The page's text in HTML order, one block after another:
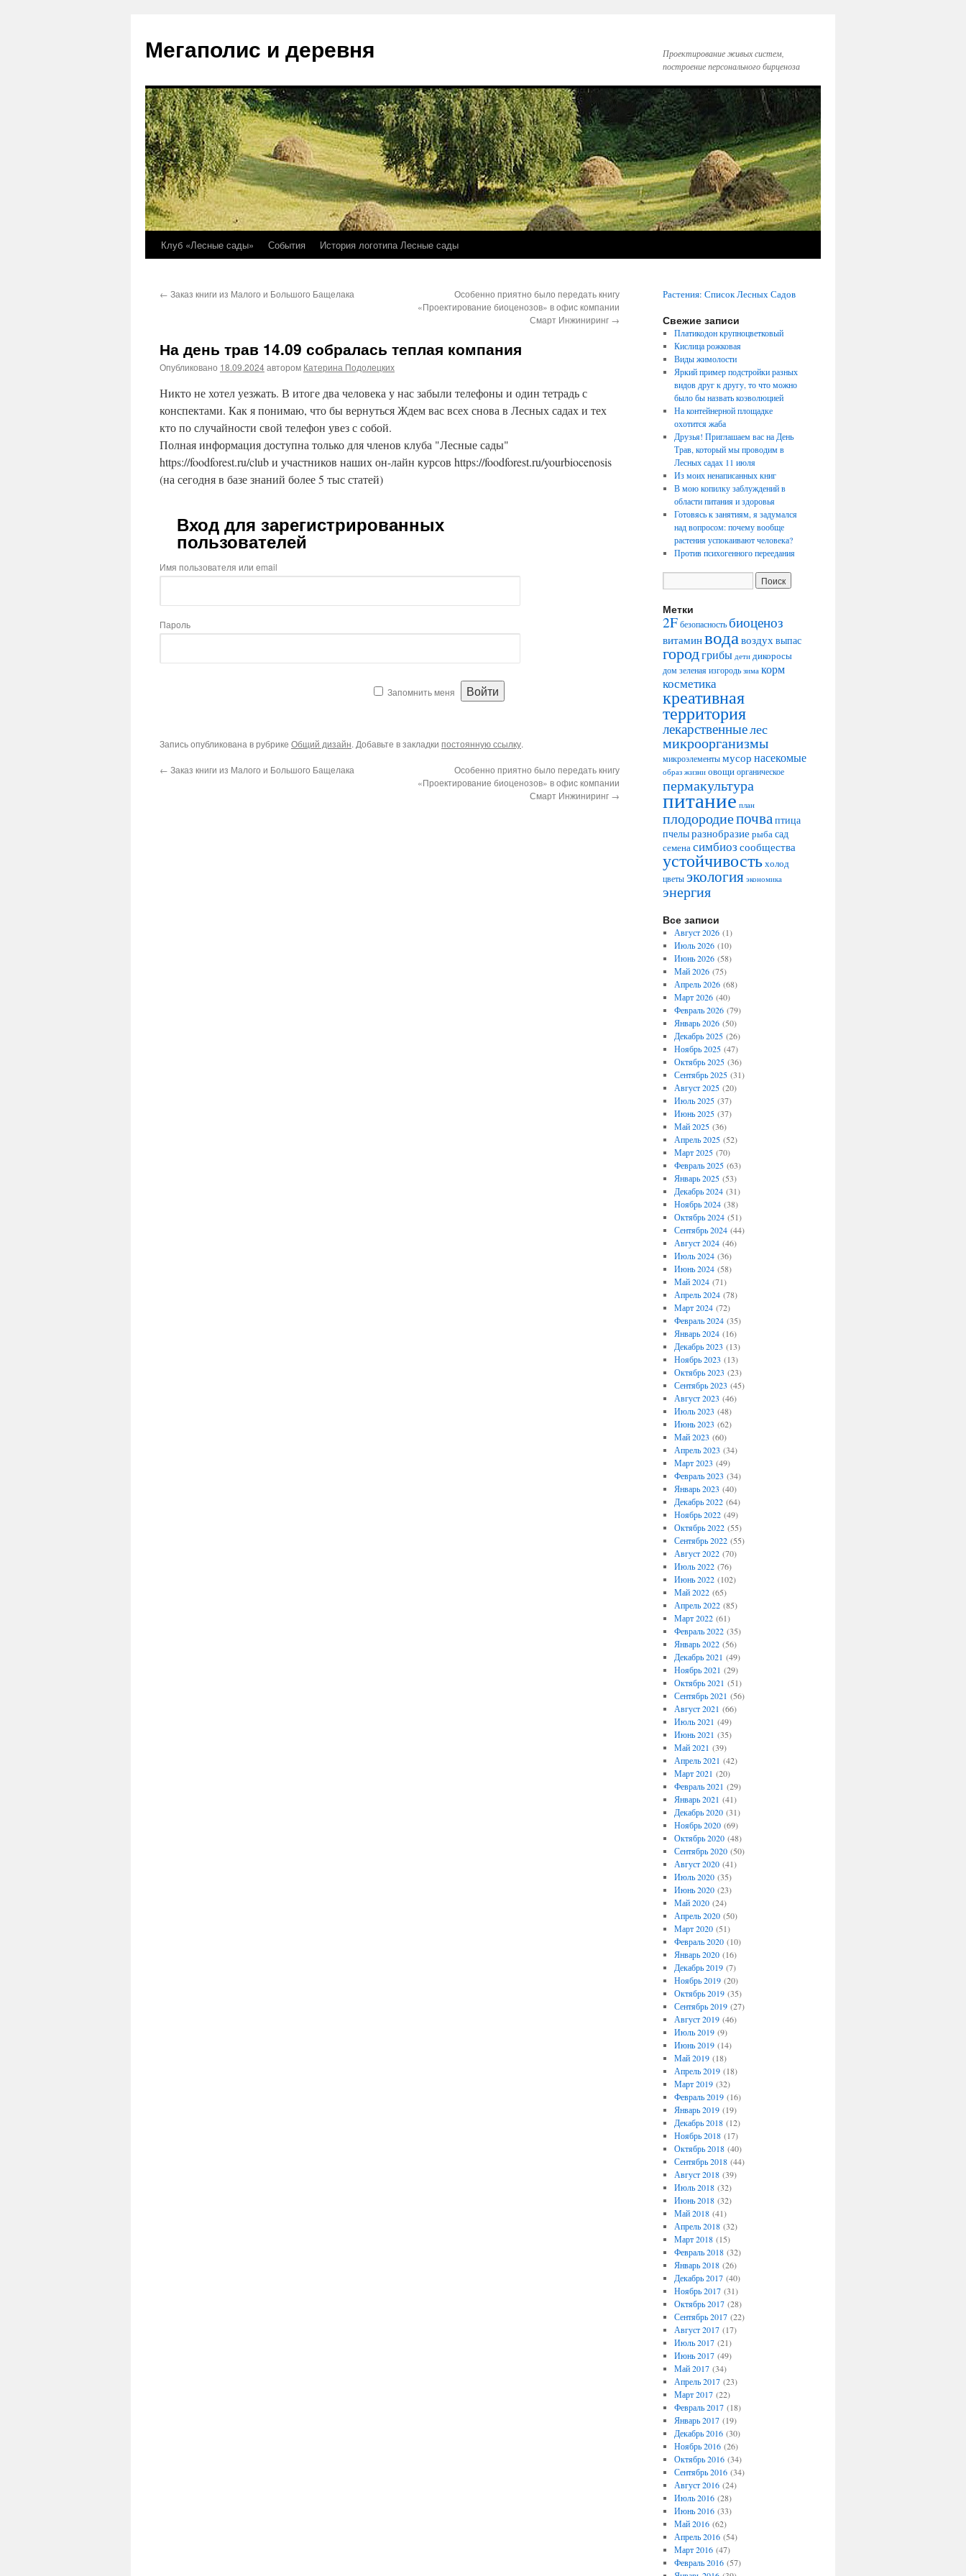
содержимому
Мегаполис и деревня
Проектирование живых систем,
построение персонального бирценоза
Клуб «Лесные сады» События История логотипа Лесные сады
← Заказ книги из Малого и Большого Бащелака
Особенно приятно было передать книгу
«Проектирование биоценозов» в офис компании
Смарт Инжиниринг →
На день трав 14.09 собралась теплая компания
Опубликовано 18.09.2024автором Катерина Подолецких
Никто не хотел уезжать. В итоге два человека у нас забыли телефоны и один тетрадь с
конспектами. Как я понимаю, что бы вернуться Ждем вас всех снова в Лесных садах и тех
кто по случайности свой телефон увез с собой.
Полная информация доступна только для членов клуба "Лесные сады"
https://foodforest.ru/club и участников наших он-лайн курсов https://foodforest.ru/yourbiocenosis
(на сегодня в базе знаний более 5 тыс статей)
Вход для зарегистрированных
пользователей
Имя пользователя или email
Пароль
Запомнить меня
Запись опубликована в рубрике Общий дизайн. Добавьте в закладки постоянную ссылку.
← Заказ книги из Малого и Большого Бащелака
Особенно приятно было передать книгу
«Проектирование биоценозов» в офис компании
Смарт Инжиниринг →
Растения: Список Лесных Садов
Свежие записи
Платикодон крупноцветковый
Кислица рожковая
Виды жимолости
Яркий пример подстройки разных
видов друг к другу, то что можно
было бы назвать коэволюцией
На контейнерной площадке
охотится жаба
Друзья! Приглашаем вас на День
Трав, который мы проводим в
Лесных садах 11 июля
Из моих ненаписанных книг
В мою копилку заблуждений в
области питания и здоровья
Готовясь к занятиям, я задумался
над вопросом: почему вообще
растения успокаивают человека?
Против психогенного переедания
Метки
2F безопасность биоценоз
витаминводавоздухвыпас
городгрибы дети дикоросы
домзеленая изгородь зима корм
косметика
креативная
территория
лекарственныелес
микроорганизмы
микроэлементымусор насекомые
образ жизни овощи органическое
пермакультура
питание план
плодородиепочваптица
пчелыразнобразие рыбасад
семенасимбиоз сообщества
устойчивостьхолод
цветы экология экономика
энергия
Все записи
Август 2026(1)
Июль 2026(10)
Июнь 2026(58)
Май 2026(75)
Апрель 2026(68)
Март 2026(40)
Февраль 2026(79)
Январь 2026(50)
Декабрь 2025(26)
Ноябрь 2025(47)
Октябрь 2025(36)
Сентябрь 2025(31)
Август 2025(20)
Июль 2025(37)
Июнь 2025(37)
Май 2025(36)
Апрель 2025(52)
Март 2025(70)
Февраль 2025(63)
Январь 2025(53)
Декабрь 2024(31)
Ноябрь 2024(38)
Октябрь 2024(51)
Сентябрь 2024(44)
Август 2024(46)
Июль 2024(36)
Июнь 2024(58)
Май 2024(71)
Апрель 2024(78)
Март 2024(72)
Февраль 2024(35)
Январь 2024(16)
Декабрь 2023 (13)
Ноябрь 2023 (13)
Октябрь 2023 (23)
Сентябрь 2023 (45)
Август 2023 (46)
Июль 2023 (48)
Июнь 2023 (62)
Май 2023 (60)
Апрель 2023 (34)
Март 2023 (49)
Февраль 2023 (34)
Январь 2023 (40)
Декабрь 2022(64)
Ноябрь 2022(49)
Октябрь 2022(55)
Сентябрь 2022(55)
Август 2022(70)
Июль 2022(76)
Июнь 2022(102)
Май 2022(65)
Апрель 2022(85)
Март 2022(61)
Февраль 2022(35)
Январь 2022(56)
Декабрь 2021 (49)
Ноябрь 2021 (29)
Октябрь 2021 (51)
Сентябрь 2021 (56)
Август 2021 (66)
Июль 2021 (49)
Июнь 2021 (35)
Май 2021 (39)
Апрель 2021 (42)
Март 2021 (20)
Февраль 2021 (29)
Январь 2021 (41)
Декабрь 2020(31)
Ноябрь 2020(69)
Октябрь 2020(48)
Сентябрь 2020(50)
Август 2020(41)
Июль 2020(35)
Июнь 2020(23)
Май 2020(24)
Апрель 2020(50)
Март 2020(51)
Февраль 2020(10)
Январь 2020(16)
Декабрь 2019(7)
Ноябрь 2019(20)
Октябрь 2019(35)
Сентябрь 2019(27)
Август 2019(46)
Июль 2019(9)
Июнь 2019(14)
Май 2019(18)
Апрель 2019(18)
Март 2019(32)
Февраль 2019(16)
Январь 2019(19)
Декабрь 2018(12)
Ноябрь 2018(17)
Октябрь 2018(40)
Сентябрь 2018(44)
Август 2018(39)
Июль 2018(32)
Июнь 2018(32)
Май 2018(41)
Апрель 2018(32)
Март 2018(15)
Февраль 2018(32)
Январь 2018(26)
Декабрь 2017(40)
Ноябрь 2017(31)
Октябрь 2017(28)
Сентябрь 2017(22)
Август 2017(17)
Июль 2017(21)
Июнь 2017(49)
Май 2017(34)
Апрель 2017(23)
Март 2017(22)
Февраль 2017(18)
Январь 2017(19)
Декабрь 2016(30)
Ноябрь 2016(26)
Октябрь 2016(34)
Сентябрь 2016(34)
Август 2016(24)
Июль 2016(28)
Июнь 2016(33)
Май 2016(62)
Апрель 2016(54)
Март 2016(47)
Февраль 2016(57)